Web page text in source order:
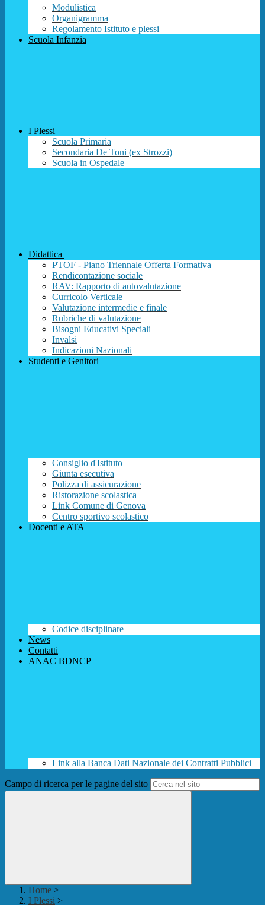
Modulistica
Organigramma
Regolamento Istituto e plessi
Scuola Infanzia
I Plessi
Scuola Primaria
Secondaria De Toni (ex Strozzi)
Scuola in Ospedale
Didattica
PTOF - Piano Triennale Offerta Formativa
Rendicontazione sociale
RAV: Rapporto di autovalutazione
Curricolo Verticale
Valutazione intermedie e finale
Rubriche di valutazione
Bisogni Educativi Speciali
Invalsi
Indicazioni Nazionali
Studenti e Genitori
Consiglio d'Istituto
Giunta esecutiva
Polizza di assicurazione
Ristorazione scolastica
Link Comune di Genova
Centro sportivo scolastico
Docenti e ATA
Codice disciplinare
News
Contatti
ANAC BDNCP
Link alla Banca Dati Nazionale dei Contratti Pubblici
Campo di ricerca per le pagine del sito
Home >
I Plessi >